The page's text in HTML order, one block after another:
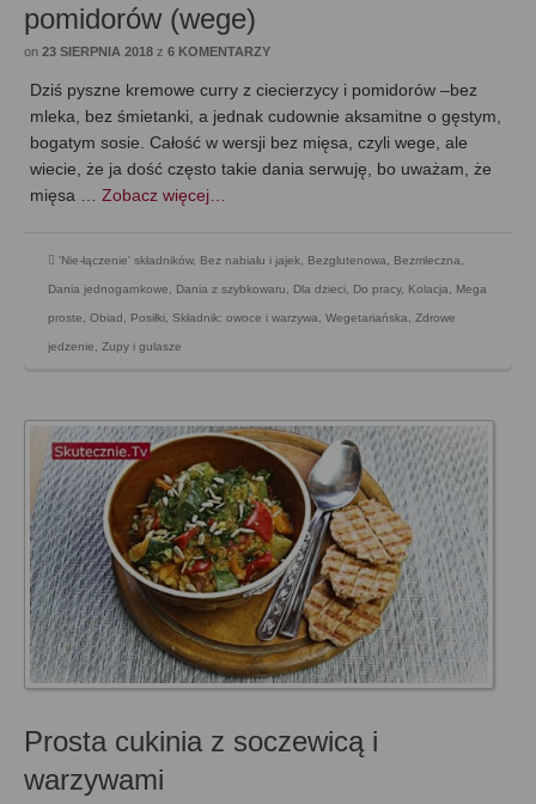
pomidorów (wege)
on 23 SIERPNIA 2018 z 6 KOMENTARZY
Dziś pyszne kremowe curry z ciecierzycy i pomidorów –bez
mleka, bez śmietanki, a jednak cudownie aksamitne o gęstym,
bogatym sosie. Całość w wersji bez mięsa, czyli wege, ale
wiecie, że ja dość często takie dania serwuję, bo uważam, że
mięsa … Zobacz więcej…
'Nie-łączenie' składników, Bez nabiału i jajek, Bezglutenowa, Bezmleczna,
Dania jednogarnkowe, Dania z szybkowaru, Dla dzieci, Do pracy, Kolacja, Mega
proste, Obiad, Posiłki, Składnik: owoce i warzywa, Wegetariańska, Zdrowe
jedzenie, Zupy i gulasze
Prosta cukinia z soczewicą i
warzywami